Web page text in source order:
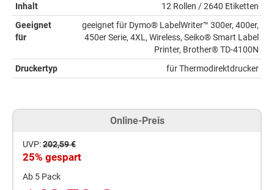
Inhalt
12 Rollen / 2640 Etiketten
Geeignet
für
geeignet für Dymo® LabelWriter™ 300er, 400er,
450er Serie, 4XL, Wireless, Seiko® Smart Label
Printer, Brother® TD-4100N
Druckertyp
für Thermodirektdrucker
Online-Preis
UVP:202,59 €
25% gespart
Ab 5 Pack